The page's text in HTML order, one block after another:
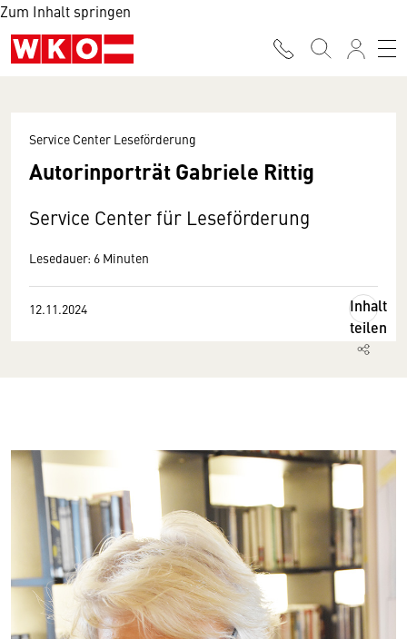
Zum Inhalt springen
Service Center Leseförderung
Autorinporträt Gabriele Rittig
Service Center für Leseförderung
Lesedauer: 6 Minuten
12.11.2024
Inhalt
teilen